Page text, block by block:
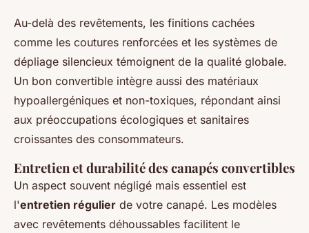
Au-delà des revêtements, les finitions cachées
comme les coutures renforcées et les systèmes de
dépliage silencieux témoignent de la qualité globale.
Un bon convertible intègre aussi des matériaux
hypoallergéniques et non-toxiques, répondant ainsi
aux préoccupations écologiques et sanitaires
croissantes des consommateurs.
Entretien et durabilité des canapés convertibles
Un aspect souvent négligé mais essentiel est
l'entretien régulier de votre canapé. Les modèles
avec revêtements déhoussables facilitent le